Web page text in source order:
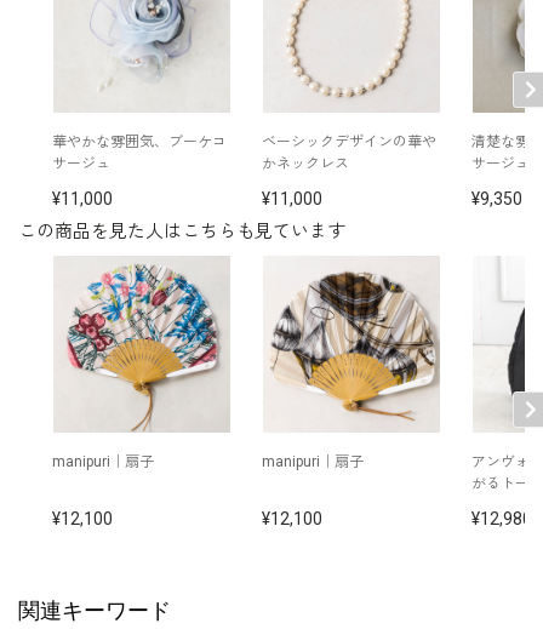
この商品を見た人はこちらも見ています
manipuri｜扇子
12,100
manipuri｜扇子
12,100
アンヴォ
がるトー
12,980
華やかな雰囲気、ブーケコ
サージュ
11,000
ベーシックデザインの華
かネックレス
11,000
清楚な雰
サージュ
9,350
関連キーワード